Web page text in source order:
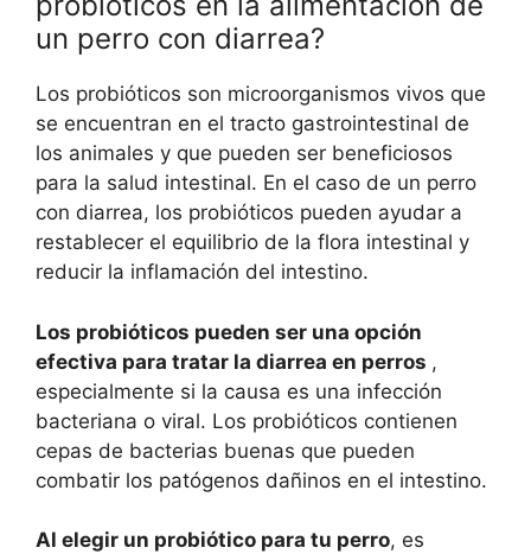
un perro con diarrea?
Los probióticos son microorganismos vivos que
se encuentran en el tracto gastrointestinal de
los animales y que pueden ser beneficiosos
para la salud intestinal. En el caso de un perro
con diarrea, los probióticos pueden ayudar a
restablecer el equilibrio de la flora intestinal y
reducir la inflamación del intestino.
Los probióticos pueden ser una opción
efectiva para tratar la diarrea en perros ,
especialmente si la causa es una infección
bacteriana o viral. Los probióticos contienen
cepas de bacterias buenas que pueden
combatir los patógenos dañinos en el intestino.
Al elegir un probiótico para tu perro, es